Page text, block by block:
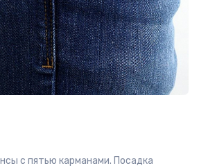
с пятью карманами. Посадка